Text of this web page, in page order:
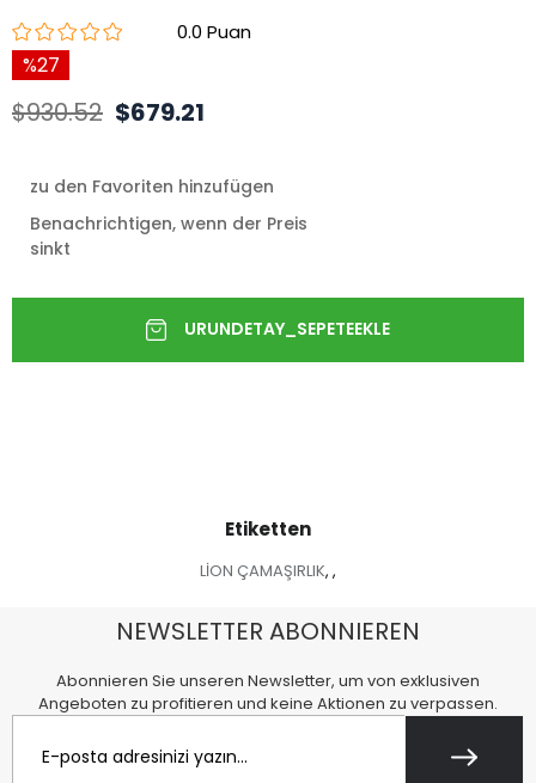
0.0
27
$930.52 $679.21
zu den Favoriten hinzufügen
Benachrichtigen, wenn der Preis
sinkt
Etiketten
LİON ÇAMAŞIRLIK, ,
NEWSLETTER ABONNIEREN
Abonnieren Sie unseren Newsletter, um von exklusiven
Angeboten zu profitieren und keine Aktionen zu verpassen.